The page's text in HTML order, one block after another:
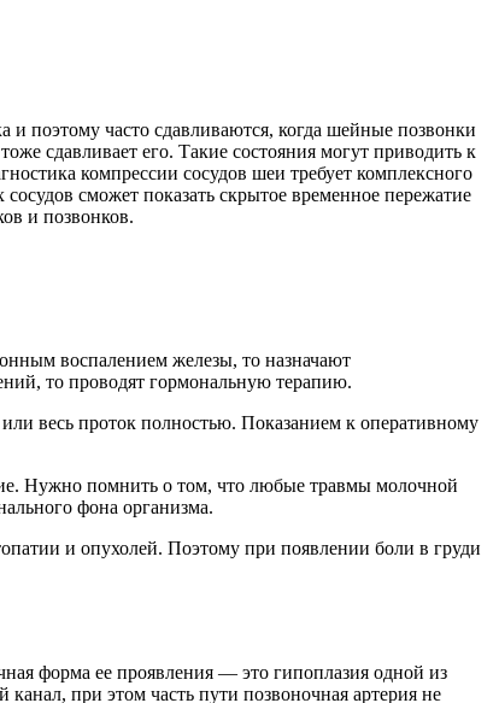
поэтому часто сдавливаются, когда шейные позвонки
сдавливает его. Такие состояния могут приводить к
компрессии сосудов шеи требует комплексного
сможет показать скрытое временное пережатие
и позвонков.
воспалением железы, то назначают
то проводят гормональную терапию.
весь проток полностью. Показанием к оперативному
Нужно помнить о том, что любые травмы молочной
фона организма.
и опухолей. Поэтому при появлении боли в груди
форма ее проявления — это гипоплазия одной из
при этом часть пути позвоночная артерия не